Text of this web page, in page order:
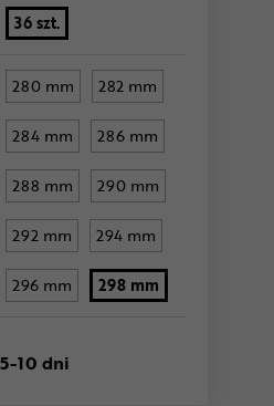
36 szt.
280 mm 282 mm
284 mm 286 mm
288 mm 290 mm
292 mm 294 mm
296 mm 298 mm
5-10 dni